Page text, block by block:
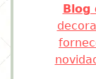
Blog